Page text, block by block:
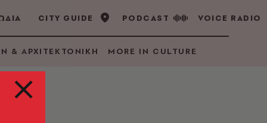
CITY GUIDE PODCAST VOICE RADIO
& ΑΡΧΙΤΕΚΤΟΝΙΚΗ MORE IN CULTURE